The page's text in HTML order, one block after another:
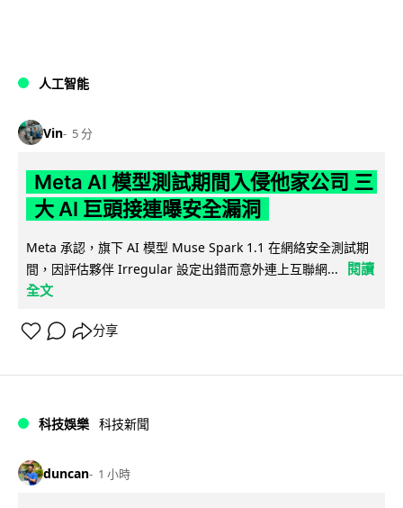
人工智能
Vin 5 分
Meta AI 模型測試期間入侵他家公司 三
大 AI 巨頭接連曝安全漏洞
Meta 承認，旗下 AI 模型 Muse Spark 1.1 在網絡安全測試期
間，因評估夥伴 Irregular 設定出錯而意外連上互聯網...
閱讀
全文
分享
科技娛樂 科技新聞
duncan 1 小時